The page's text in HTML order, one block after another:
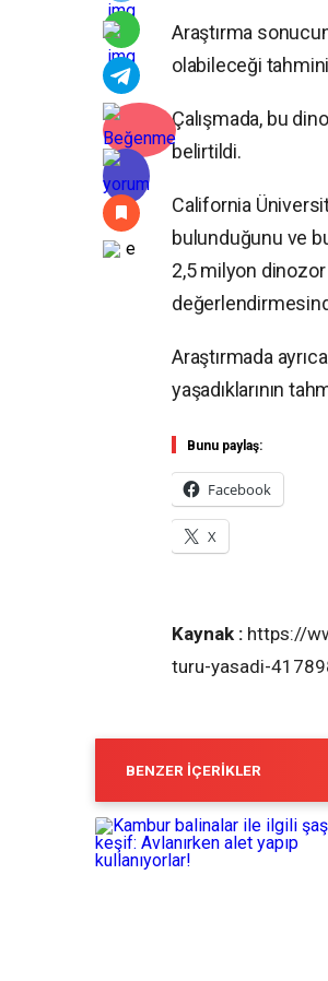
Araştırma
olabileceği
Çalışmada, bu
belirtildi.
California
bulunduğunu ve
2,5 milyon
Araştırmada
yaşadıklarının
Bunu paylaş:
Facebook
X
Kaynak : https://
turu-yasadi-
BENZER İÇERIKLER